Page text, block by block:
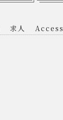
求人 Access